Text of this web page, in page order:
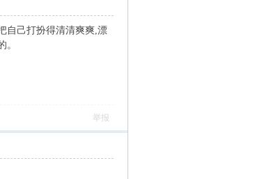
自己打扮得清清爽爽,漂
。
举报